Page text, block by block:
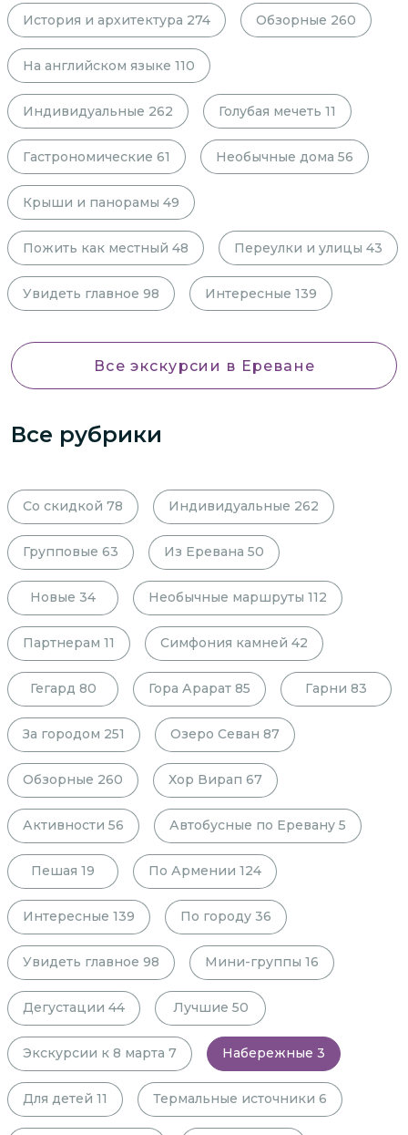
История и архитектура 274 Обзорные 260
На английском языке 110
Индивидуальные 262 Голубая мечеть 11
Гастрономические 61 Необычные дома 56
Крыши и панорамы 49
Пожить как местный 48 Переулки и улицы 43
Увидеть главное 98 Интересные 139
Все экскурсии в Ереване
Все рубрики
Со скидкой 78 Индивидуальные 262
Групповые 63 Из Еревана 50
Новые 34 Необычные маршруты 112
Партнерам 11 Симфония камней 42
Гегард 80 Гора Арарат 85 Гарни 83
За городом 251 Озеро Севан 87
Обзорные 260 Хор Вирап 67
Активности 56 Автобусные по Еревану 5
Пешая 19 По Армении 124
Интересные 139 По городу 36
Увидеть главное 98 Мини-группы 16
Дегустации 44 Лучшие 50
Экскурсии к 8 марта 7 Набережные 3
Для детей 11 Термальные источники 6